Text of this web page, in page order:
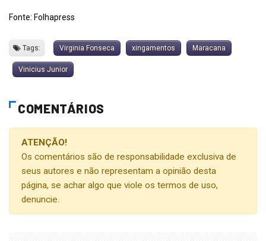
Fonte: Folhapress
Tags: Virginia Fonseca xingamentos Maracana
Vinicius Junior
COMENTÁRIOS
ATENÇÃO!
Os comentários são de responsabilidade exclusiva de
seus autores e não representam a opinião desta
página, se achar algo que viole os termos de uso,
denuncie.